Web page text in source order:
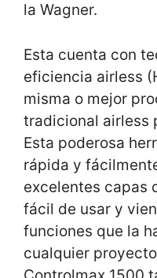
la Wagner.
Esta cuenta con
eficiencia airless
misma o mejor
tradicional airless
Esta poderosa
rápida y
excelentes capas
fácil de usar y
funciones que la
cualquier